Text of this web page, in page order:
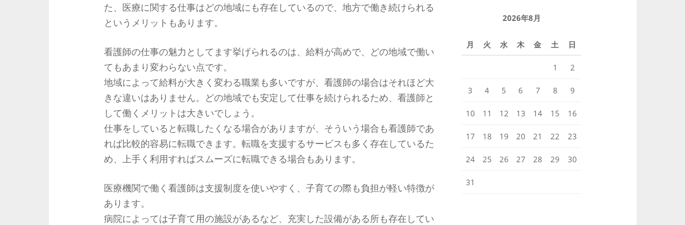
た、医療に関する仕事はどの地域にも存在しているので、地方で働き続けられる
というメリットもあります。
看護師の仕事の魅力としてます挙げられるのは、給料が高めで、どの地域で働い
てもあまり変わらない点です。
地域によって給料が大きく変わる職業も多いですが、看護師の場合はそれほど大
きな違いはありません。どの地域でも安定して仕事を続けられるため、看護師と
して働くメリットは大きいでしょう。
仕事をしていると転職したくなる場合がありますが、そういう場合も看護師であ
れば比較的容易に転職できます。転職を支援するサービスも多く存在しているた
め、上手く利用すればスムーズに転職できる場合もあります。
医療機関で働く看護師は支援制度を使いやすく、子育ての際も負担が軽い特徴が
あります。
病院によっては子育て用の施設があるなど、充実した設備がある所も存在してい
2026年8月
月 火 水 木 金 土 日
1 2
3 4 5 6 7 8 9
10 11 12 13 14 15 16
17 18 19 20 21 22 23
24 25 26 27 28 29 30
31